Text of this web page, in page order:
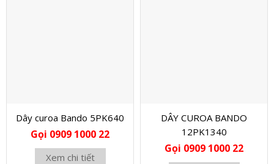
Dây curoa Bando 5PK640
Gọi 0909 1000 22
Xem chi tiết
DÂY CUROA BANDO
12PK1340
Gọi 0909 1000 22